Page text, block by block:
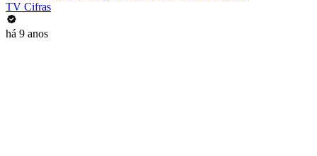
TV Cifras
há 9 anos